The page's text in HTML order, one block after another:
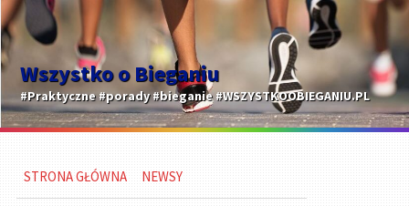
Wszystko o Bieganiu
#Praktyczne #porady #bieganie #WSZYSTKOOBIEGANIU.PL
STRONA GŁÓWNA NEWSY